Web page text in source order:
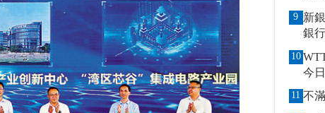
9 新銀
銀
10
今
11 不